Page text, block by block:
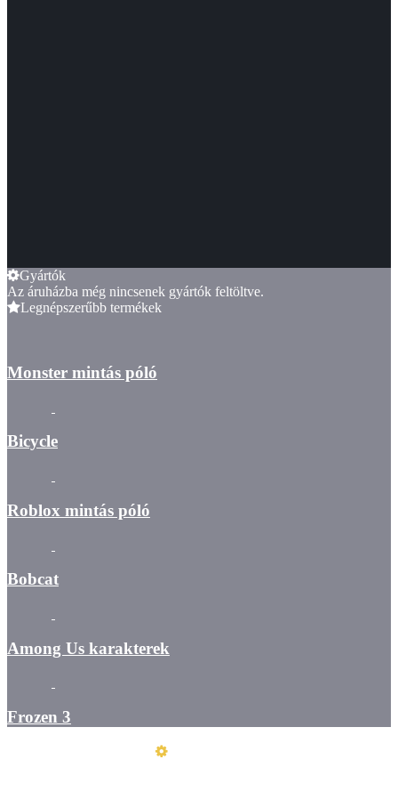
Gyártók
Az áruházba még nincsenek gyártók feltöltve.
Legnépszerűbb termékek
Monster mintás póló
Bicycle
Roblox mintás póló
Bobcat
Among Us karakterek
Frozen 3